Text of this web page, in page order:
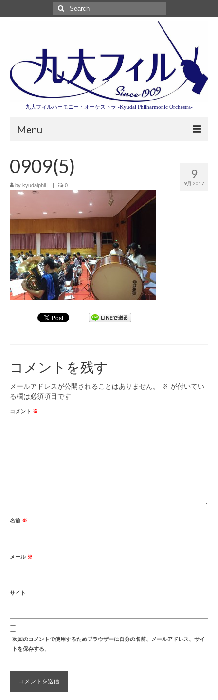
Search
for:
九大フィルハーモニー・オーケストラ -Kyudai Philharmonic Orchestra-
Menu
演奏会情報
卒業記念演奏会2027
九大フィルとは
九大フィルの歴史
ご寄付のお願い
演奏会の歴史
出張演奏
九大フィル特集ページ
9
9月 2017
0909(5)
by kyudaiphil 0
コメントを残す
メールアドレスが公開されることはありません。 ※ が付いてい
る欄は必須項目です
コメント ※
名前 ※
メール ※
サイト
次回のコメントで使用するためブラウザーに自分の名前、メールアドレス、サイ
トを保存する。